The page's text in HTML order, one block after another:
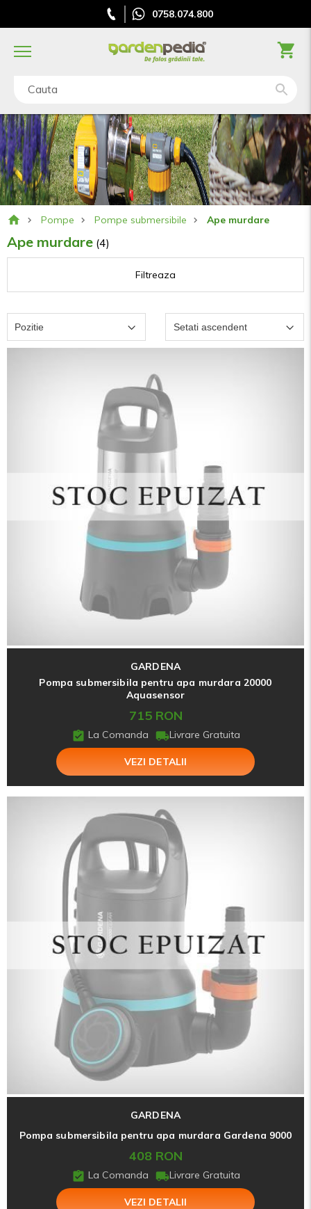
0758.074.800
Cauta
Pompe Pompe submersibile Ape murdare
Ape murdare (4)
GARDENA
Pompa submersibila pentru apa murdara 20000
Aquasensor
715 RON
La Comanda Livrare Gratuita
VEZI DETALII
GARDENA
Pompa submersibila pentru apa murdara Gardena 9000
408 RON
La Comanda Livrare Gratuita
VEZI DETALII
Filtreaza